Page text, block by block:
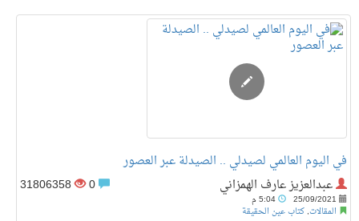
في اليوم العالمي لصيدلي .. الصيدلة عبر العصور
عبدالعزيز عارف الهمزاني
25/09/2021
المقالات, كتاب عين الحقيقة
31806358